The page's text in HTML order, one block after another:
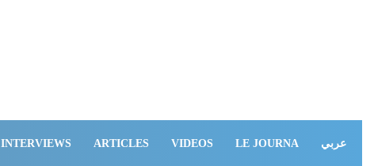
INTERVIEWS ARTICLES VIDEOS LE JOURNA عربي